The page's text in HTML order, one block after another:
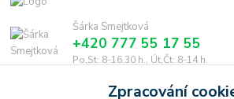
Šárka Smejtková
+420 777 55 17 55
Po,St: 8-16.30 h., Út,Čt: 8-14 h.
smejtkova@trigonmedia.cz
Zpracování